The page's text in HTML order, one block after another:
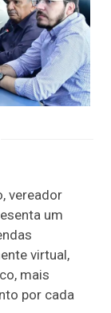
vereador
um
virtual,
mais
por cada